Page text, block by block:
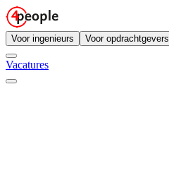
Voor ingenieurs Voor opdrachtgevers
Vacatures